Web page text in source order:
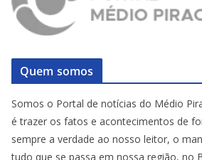
Quem somos
Somos o Portal de notícias do Médio
é trazer os fatos e acontecimentos de
sempre a verdade ao nosso leitor, o
tudo que se passa em nossa região, no